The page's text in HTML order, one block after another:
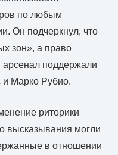
по любым
Он подчеркнул, что
зон», а право
арсенал поддержали
Марко Рубио.
риторики
высказывания могли
в отношении